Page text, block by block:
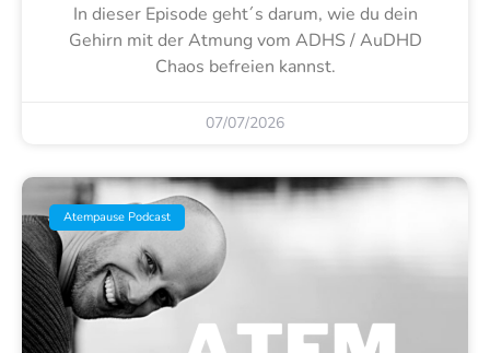
In dieser Episode geht´s darum, wie du dein
Gehirn mit der Atmung vom ADHS / AuDHD
Chaos befreien kannst.
07/07/2026
Atempause Podcast